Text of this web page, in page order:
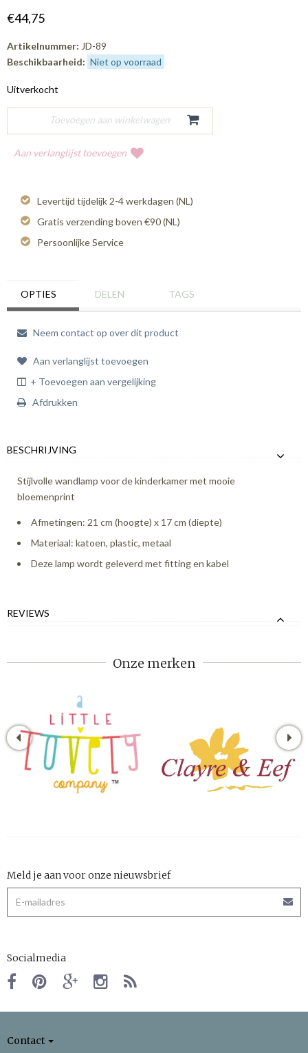
€44,75
Artikelnummer: JD-89
Beschikbaarheid: Niet op voorraad
Uitverkocht
Aan verlanglijst toevoegen
Levertijd tijdelijk 2-4 werkdagen (NL)
Gratis verzending boven €90 (NL)
Persoonlijke Service
OPTIES DELEN TAGS
Neem contact op over dit product
Aan verlanglijst toevoegen
+ Toevoegen aan vergelijking
Afdrukken
BESCHRIJVING
Stijlvolle wandlamp voor de kinderkamer met mooie
bloemenprint
Afmetingen: 21 cm (hoogte) x 17 cm (diepte)
Materiaal: katoen, plastic, metaal
Deze lamp wordt geleverd met fitting en kabel
REVIEWS
Onze merken
Meld je aan voor onze nieuwsbrief
Socialmedia
Contact